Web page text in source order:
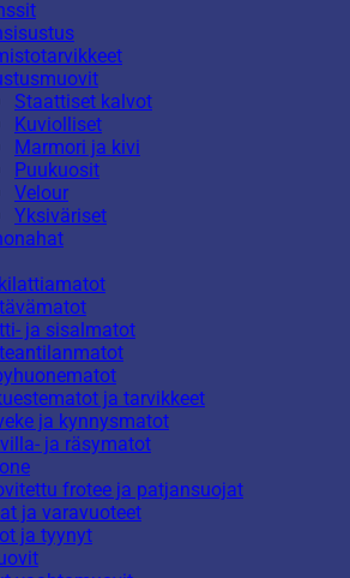
Staattiset kalvot
Kuviolliset
Marmori ja kivi
Puukuosit
Velour
Yksiväriset
ja sisalmatot
ja tarvikkeet
ja kynnysmatot
ja räsymatot
frotee ja patjansuojat
ja varavuoteet
ja tyynyt